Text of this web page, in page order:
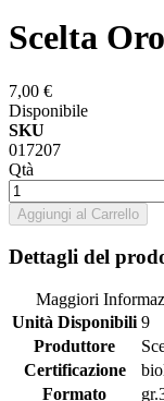
Scelta
7,00 €
Disponibile
SKU
017207
Qtà
Aggiungi al Carrello
Dettagli del
Maggiori
Unità Disponibili 9
Produttore
Certificazione
Formato